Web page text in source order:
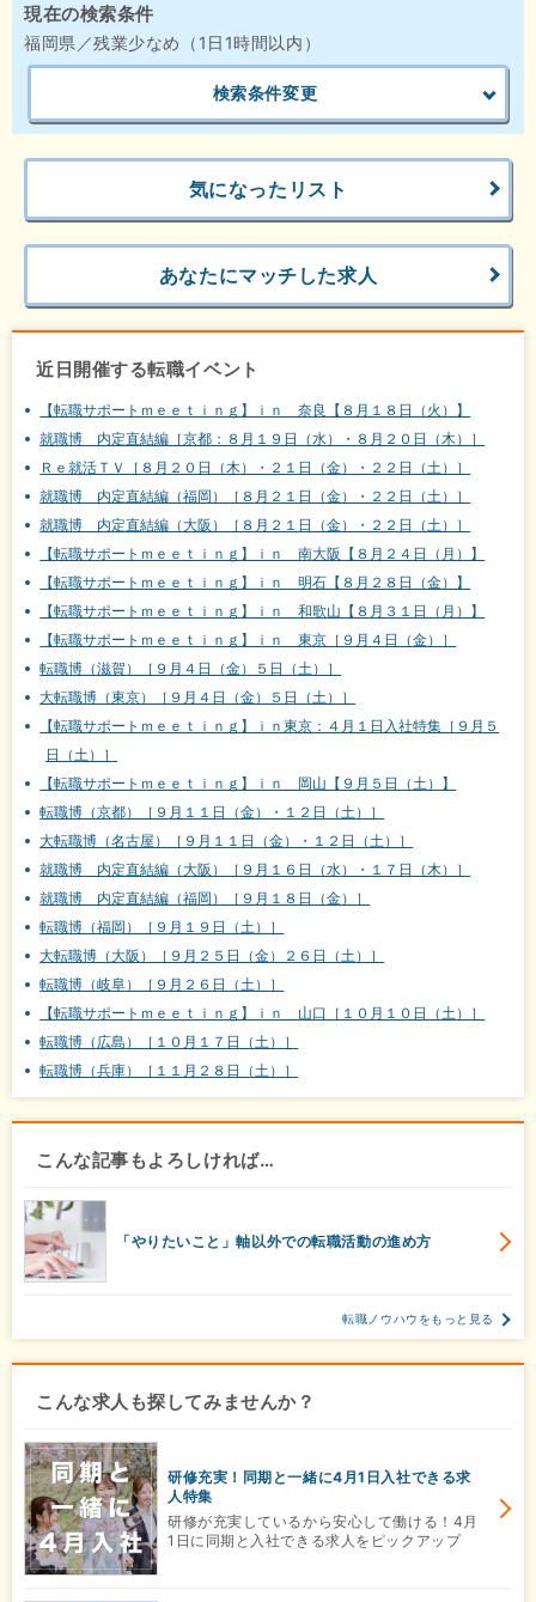
現在の検索条件
福岡県／残業少なめ（1日1時間以内）
検索条件変更
気になったリスト
あなたにマッチした求人
近日開催する転職イベント
【転職サポートｍｅｅｔｉｎｇ】ｉｎ 奈良【８月１８日（火）】
就職博 内定直結編［京都：８月１９日（水）・８月２０日（木）］
Ｒｅ就活ＴＶ［８月２０日（木）・２１日（金）・２２日（土）］
就職博 内定直結編（福岡）［８月２１日（金）・２２日（土）］
就職博 内定直結編（大阪）［８月２１日（金）・２２日（土）］
【転職サポートｍｅｅｔｉｎｇ】ｉｎ 南大阪【８月２４日（月）】
【転職サポートｍｅｅｔｉｎｇ】ｉｎ 明石【８月２８日（金）】
【転職サポートｍｅｅｔｉｎｇ】ｉｎ 和歌山【８月３１日（月）】
【転職サポートｍｅｅｔｉｎｇ】ｉｎ 東京［９月４日（金）］
転職博（滋賀）［９月４日（金）５日（土）］
大転職博（東京）［９月４日（金）５日（土）］
【転職サポートｍｅｅｔｉｎｇ】ｉｎ東京：４月１日入社特集［９月５
日（土）］
【転職サポートｍｅｅｔｉｎｇ】ｉｎ 岡山【９月５日（土）】
転職博（京都）［９月１１日（金）・１２日（土）］
大転職博（名古屋）［９月１１日（金）・１２日（土）］
就職博 内定直結編（大阪）［９月１６日（水）・１７日（木）］
就職博 内定直結編（福岡）［９月１８日（金）］
転職博（福岡）［９月１９日（土）］
大転職博（大阪）［９月２５日（金）２６日（土）］
転職博（岐阜）［９月２６日（土）］
【転職サポートｍｅｅｔｉｎｇ】ｉｎ 山口［１０月１０日（土）］
転職博（広島）［１０月１７日（土）］
転職博（兵庫）［１１月２８日（土）］
こんな記事もよろしければ…
「やりたいこと」軸以外での転職活動の進め方
転職ノウハウをもっと見る
こんな求人も探してみませんか？
研修充実！同期と一緒に4月1日入社できる求
人特集
研修が充実しているから安心して働ける！4月
1日に同期と入社できる求人をピックアップ